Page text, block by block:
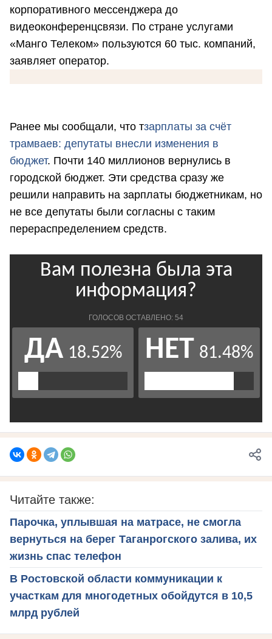
корпоративного мессенджера до
видеоконференцсвязи. По стране услугами
«Манго Телеком» пользуются 60 тыс. компаний,
заявляет оператор.
Ранее мы сообщали, что тзарплаты за счёт
трамваев: депутаты внесли изменения в
бюджет. Почти 140 миллионов вернулись в
городской бюджет. Эти средства сразу же
решили направить на зарплаты бюджетникам, но
не все депутаты были согласны с таким
перераспределением средств.
Читайте также:
Парочка, уплывшая на матрасе, не смогла
вернуться на берег Таганрогского залива, их
жизнь спас телефон
В Ростовской области коммуникации к
участкам для многодетных обойдутся в 10,5
млрд рублей